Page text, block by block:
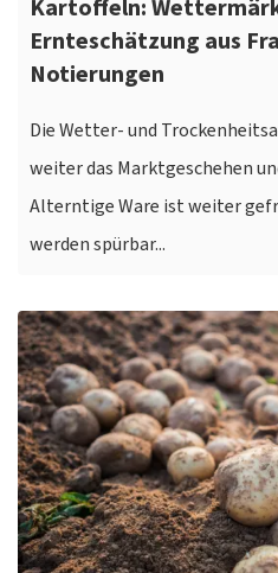
Kartoffeln:
Ernteschätzung aus
Notierungen
Die Wetter- und
weiter das Marktgeschehen
Alterntige Ware ist weiter
werden spürbar...